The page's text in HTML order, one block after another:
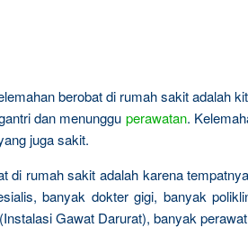
berobat di rumah sakit adalah
dan menunggu perawatan.
juga sakit.
di rumah sakit adalah karena
banyak dokter gigi, banyak
Gawat Darurat), banyak